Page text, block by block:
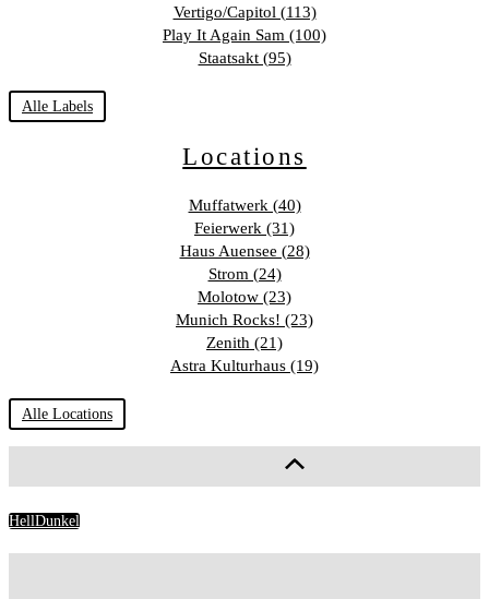
Vertigo/Capitol (113)
Play It Again Sam (100)
Staatsakt (95)
Alle Labels
Locations
Muffatwerk (40)
Feierwerk (31)
Haus Auensee (28)
Strom (24)
Molotow (23)
Munich Rocks! (23)
Zenith (21)
Astra Kulturhaus (19)
Alle Locations
HellDunkel